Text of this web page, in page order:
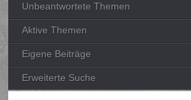
Unbeantwortete Themen
Aktive Themen
Eigene Beiträge
Erweiterte Suche